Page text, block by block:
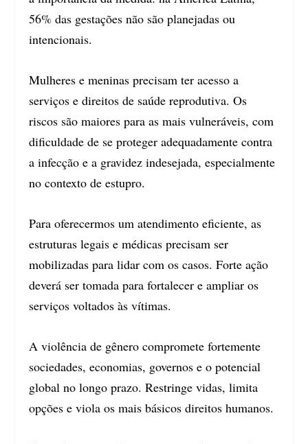
56% das gestações não são planejadas ou
intencionais.
Mulheres e meninas precisam ter acesso a
serviços e direitos de saúde reprodutiva. Os
riscos são maiores para as mais vulneráveis, com
dificuldade de se proteger adequadamente contra
a infecção e a gravidez indesejada, especialmente
no contexto de estupro.
Para oferecermos um atendimento eficiente, as
estruturas legais e médicas precisam ser
mobilizadas para lidar com os casos. Forte ação
deverá ser tomada para fortalecer e ampliar os
serviços voltados às vítimas.
A violência de gênero compromete fortemente
sociedades, economias, governos e o potencial
global no longo prazo. Restringe vidas, limita
opções e viola os mais básicos direitos humanos.